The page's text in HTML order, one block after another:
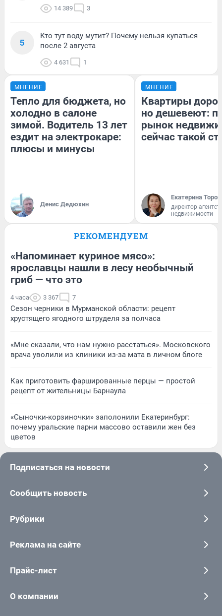
14 389 3
5
Кто тут воду мутит? Почему нельзя купаться
после 2 августа
4 631 1
МНЕНИЕ
Тепло для бюджета, но
холодно в салоне
зимой. Водитель 13 лет
ездит на электрокаре:
плюсы и минусы
Денис Дедюхин
МНЕНИЕ
Квартиры
но дешевеют:
рынок
сейчас такой
Екатерина
директор
недвижимости
РЕКОМЕНДУЕМ
«Напоминает куриное мясо»:
ярославцы нашли в лесу необычный
гриб — что это
4 часа 3 367 7
Сезон черники в Мурманской области: рецепт
хрустящего ягодного штруделя за полчаса
«Мне сказали, что нам нужно расстаться». Московского
врача уволили из клиники из-за мата в личном блоге
Как приготовить фаршированные перцы — простой
рецепт от жительницы Барнаула
«Сыночки-корзиночки» заполонили Екатеринбург:
почему уральские парни массово оставили жен без
цветов
Подписаться на новости
Сообщить новость
Рубрики
Реклама на сайте
Прайс-лист
О компании